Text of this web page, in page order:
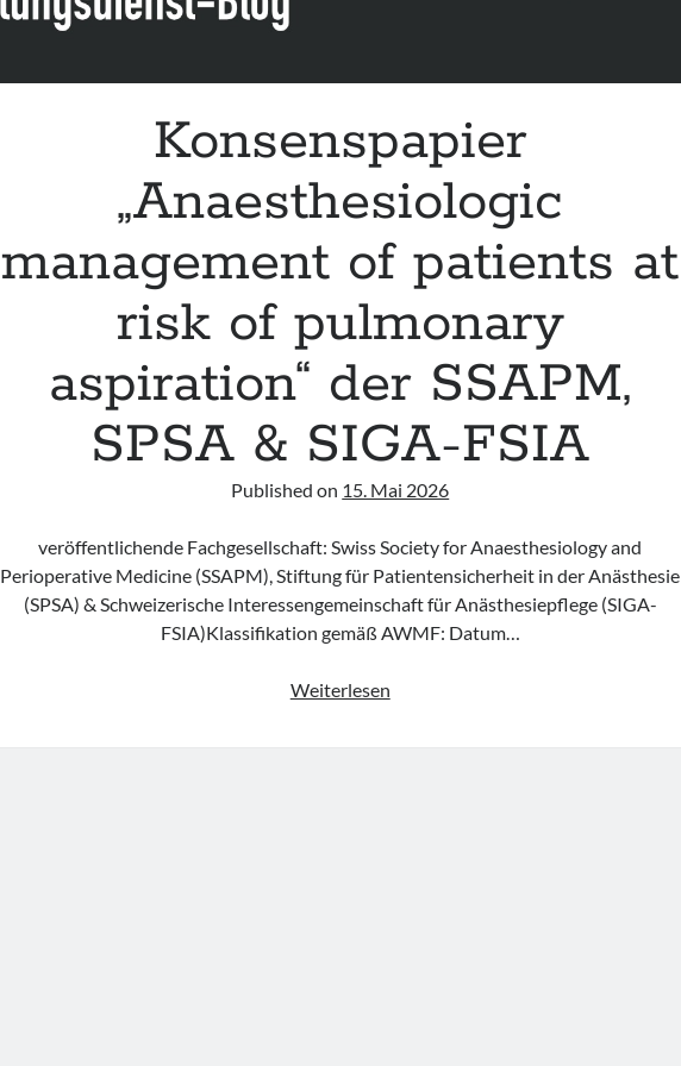
Konsenspapier
„Anaesthesiologic
management of patients at
risk of pulmonary
aspiration“ der SSAPM,
SPSA & SIGA-FSIA
Published on 15. Mai 2026
veröffentlichende Fachgesellschaft: Swiss Society for Anaesthesiology and
Perioperative Medicine (SSAPM), Stiftung für Patientensicherheit in der Anästhesie
(SPSA) & Schweizerische Interessengemeinschaft für Anästhesiepflege (SIGA-
FSIA)Klassifikation gemäß AWMF: Datum…
WeiterlesenKonsenspapier